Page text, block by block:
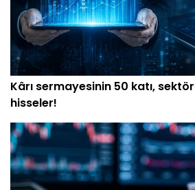
Kârı sermayesinin 50 katı,
hisseler!